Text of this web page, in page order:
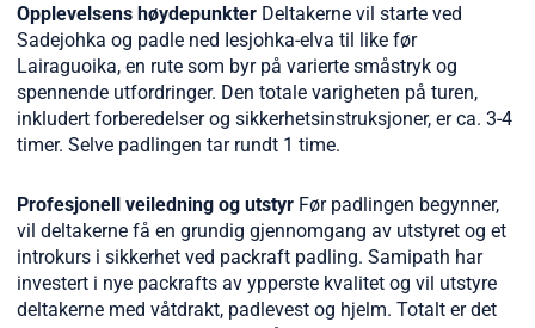
Opplevelsens høydepunkterDeltakerne vil starte ved
Sadejohka og padle ned Iesjohka-elva til like før
Lairaguoika, en rute som byr på varierte småstryk og
spennende utfordringer. Den totale varigheten på turen,
inkludert forberedelser og sikkerhetsinstruksjoner, er ca. 3-4
timer. Selve padlingen tar rundt 1 time.
Profesjonell veiledning og utstyrFør padlingen begynner,
vil deltakerne få en grundig gjennomgang av utstyret og et
introkurs i sikkerhet ved packraft padling. Samipath har
investert i nye packrafts av ypperste kvalitet og vil utstyre
deltakerne med våtdrakt, padlevest og hjelm. Totalt er det